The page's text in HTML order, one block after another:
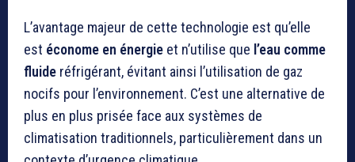
L’avantage majeur de cette technologie est qu’elle
est économe en énergie et n’utilise que l’eau comme
fluide réfrigérant, évitant ainsi l’utilisation de gaz
nocifs pour l’environnement. C’est une alternative de
plus en plus prisée face aux systèmes de
climatisation traditionnels, particulièrement dans un